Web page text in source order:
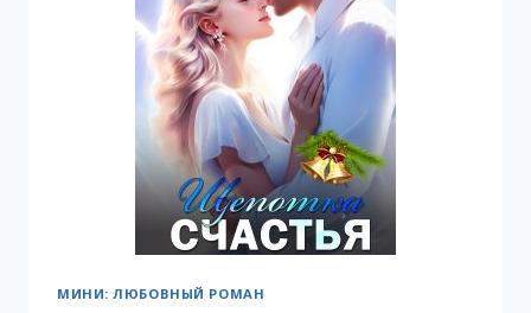
МИНИ: ЛЮБОВНЫЙ РОМАН